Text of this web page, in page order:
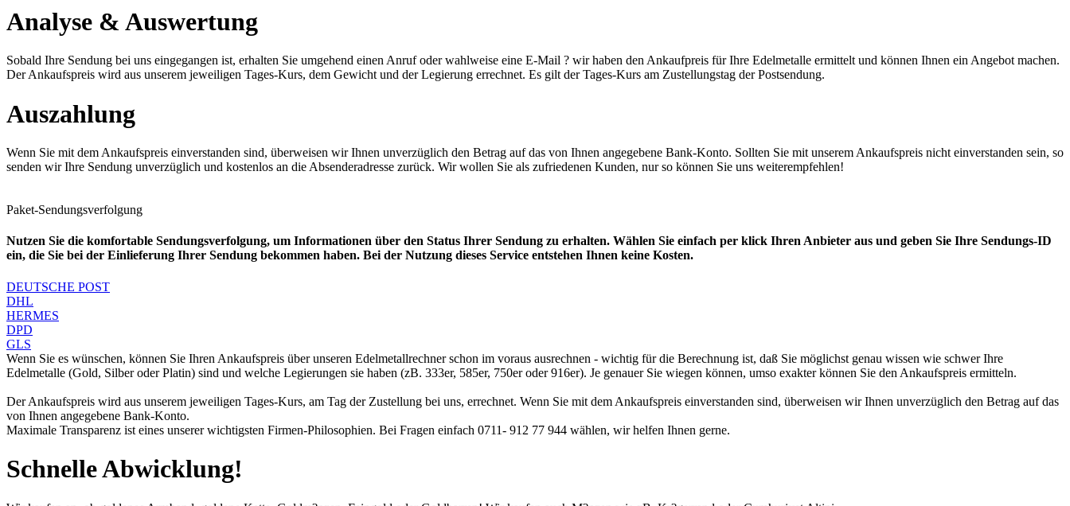
Analyse & Auswertung
Sobald Ihre Sendung bei uns eingegangen ist, erhalten Sie umgehend einen Anruf oder wahlweise eine E-Mail ? wir haben den Ankaufpreis für Ihre Edelmetalle ermittelt und können Ihnen ein Angebot machen.
Der Ankaufspreis wird aus unserem jeweiligen Tages-Kurs, dem Gewicht und der Legierung errechnet. Es gilt der Tages-Kurs am Zustellungstag der Postsendung.
Auszahlung
Wenn Sie mit dem Ankaufspreis einverstanden sind, überweisen wir Ihnen unverzüglich den Betrag auf das von Ihnen angegebene Bank-Konto. Sollten Sie mit unserem Ankaufspreis nicht einverstanden sein, so
senden wir Ihre Sendung unverzüglich und kostenlos an die Absenderadresse zurück. Wir wollen Sie als zufriedenen Kunden, nur so können Sie uns weiterempfehlen!
Paket-Sendungsverfolgung
Nutzen Sie die komfortable Sendungsverfolgung, um Informationen über den Status Ihrer Sendung zu erhalten. Wählen Sie einfach per klick Ihren Anbieter aus und geben Sie Ihre Sendungs-ID
ein, die Sie bei der Einlieferung Ihrer Sendung bekommen haben. Bei der Nutzung dieses Service entstehen Ihnen keine Kosten.
DEUTSCHE POST
DHL
HERMES
DPD
GLS
Wenn Sie es wünschen, können Sie Ihren Ankaufspreis über unseren Edelmetallrechnerschon im voraus ausrechnen - wichtig für die Berechnung ist, daß Sie möglichst genau wissen wie schwer Ihre
Edelmetalle (Gold, Silber oder Platin) sind und welche Legierungen sie haben (zB. 333er, 585er, 750er oder 916er). Je genauer Sie wiegen können, umso exakter können Sie den Ankaufspreis ermitteln.
Der Ankaufspreis wird aus unserem jeweiligen Tages-Kurs, am Tag der Zustellung bei uns, errechnet. Wenn Sie mit dem Ankaufspreis einverstanden sind, überweisen wir Ihnen unverzüglich den Betrag auf das
von Ihnen angegebene Bank-Konto.
Maximale Transparenz ist eines unserer wichtigsten Firmen-Philosophien. Bei Fragen einfach 0711- 912 77 944 wählen, wir helfen Ihnen gerne.
Schnelle Abwicklung!